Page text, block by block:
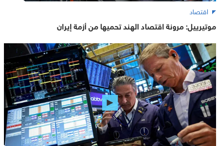
اقتصاد
موتيرييل: مرونة اقتصاد الهند تحميها من أزمة إيران